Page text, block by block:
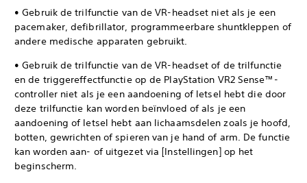
• Gebruik de trilfunctie van de VR-headset niet als je een
pacemaker, defibrillator, programmeerbare shuntkleppen of
andere medische apparaten gebruikt.
• Gebruik de trilfunctie van de VR-headset of de trilfunctie
en de triggereffectfunctie op de PlayStation VR2 Sense™-
controller niet als je een aandoening of letsel hebt die door
deze trilfunctie kan worden beïnvloed of als je een
aandoening of letsel hebt aan lichaamsdelen zoals je hoofd,
botten, gewrichten of spieren van je hand of arm. De functie
kan worden aan- of uitgezet via [Instellingen] op het
beginscherm.